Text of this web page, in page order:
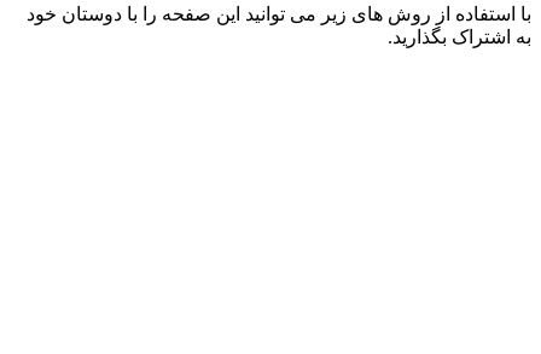
با استفاده از روش های زیر می توانید این صفحه را با دوستان خود
به اشتراک بگذارید.